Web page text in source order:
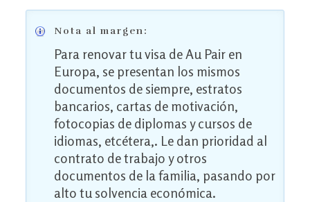
Nota al margen:
Para renovar tu visa de Au Pair en
Europa, se presentan los mismos
documentos de siempre, estratos
bancarios, cartas de motivación,
fotocopias de diplomas y cursos de
idiomas, etcétera,. Le dan prioridad al
contrato de trabajo y otros
documentos de la familia, pasando por
alto tu solvencia económica.